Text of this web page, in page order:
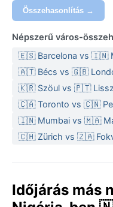
Összehasonlítás →
Népszerű város-
🇪🇸 Barcelona vs 🇮🇳
🇦🇹 Bécs vs 🇬🇧
🇰🇷 Szöul vs 🇵🇹
🇨🇦 Toronto vs 🇨🇳
🇮🇳 Mumbai vs 🇲🇦
🇨🇭 Zürich vs 🇿🇦
Időjárás más